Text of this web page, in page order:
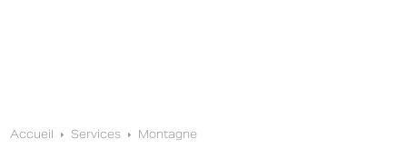
Accueil Services Montagne